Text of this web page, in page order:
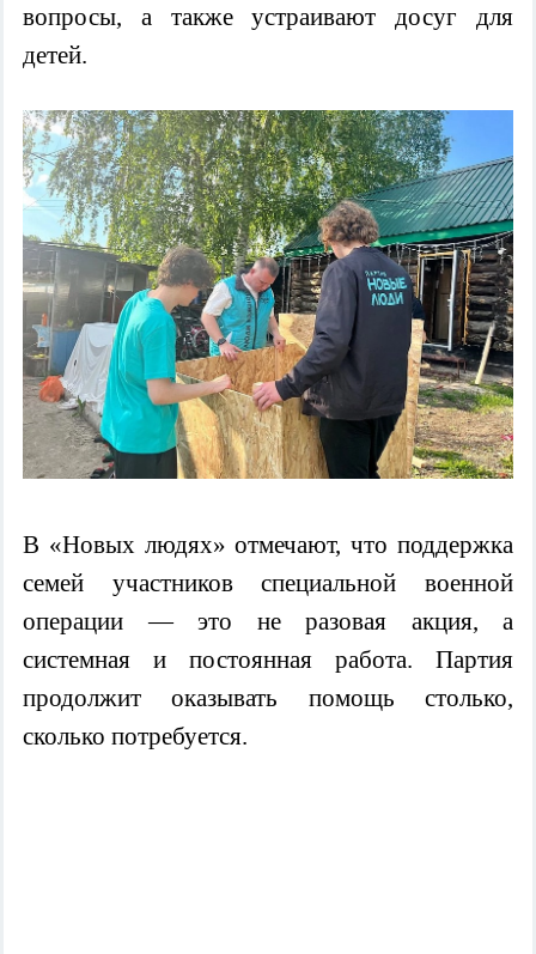
вопросы, а также устраивают досуг для
детей.
В «Новых людях» отмечают, что поддержка
семей участников специальной военной
операции — это не разовая акция, а
системная и постоянная работа. Партия
продолжит оказывать помощь столько,
сколько потребуется.